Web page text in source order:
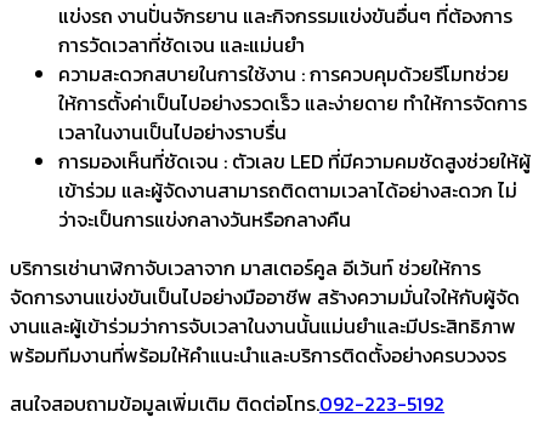
ข้อดีของการเช่านาฬิกาจับเวลา (Stopwatch) :
ความแม่นยำสูง : นาฬิกาดิจิตอลนี้ช่วยวัดเวลาได้อย่างเที่ยง
ตรง และแม่นยำ ทำให้การจับเวลาของการแข่งขันเป็นไปอย่าง
ถูกต้อง
การใช้งานที่หลากหลาย : เหมาะสำหรับงานวิ่งมาราธอน งาน
แข่งรถ งานปั่นจักรยาน และกิจกรรมแข่งขันอื่นๆ ที่ต้องการ
การวัดเวลาที่ชัดเจน และแม่นยำ
ความสะดวกสบายในการใช้งาน : การควบคุมด้วยรีโมทช่วย
ให้การตั้งค่าเป็นไปอย่างรวดเร็ว และง่ายดาย ทำให้การจัดการ
เวลาในงานเป็นไปอย่างราบรื่น
การมองเห็นที่ชัดเจน : ตัวเลข LED ที่มีความคมชัดสูงช่วยให้ผู้
เข้าร่วม และผู้จัดงานสามารถติดตามเวลาได้อย่างสะดวก ไม่
ว่าจะเป็นการแข่งกลางวันหรือกลางคืน